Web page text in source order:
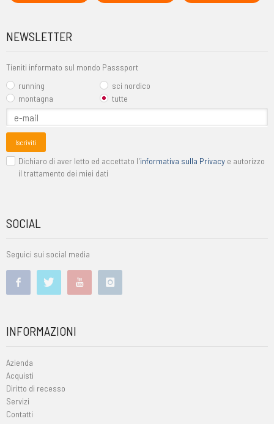
NEWSLETTER
Tieniti informato sul mondo Passsport
running
sci nordico
montagna
tutte
Iscriviti
Dichiaro di aver letto ed accettato l'informativa sulla Privacy e autorizzo
il trattamento dei miei dati
SOCIAL
Seguici sui social media
INFORMAZIONI
Azienda
Acquisti
Diritto di recesso
Servizi
Contatti